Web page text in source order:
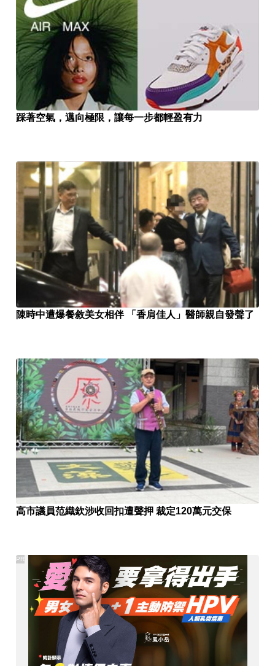
踩著空氣，邁向極限，讓每一步都輕盈有力
陳時中遭爆餐敘美女相伴 「香肩佳人」醫師親自發聲了
高市議員范織欽涉收回扣遭聲押 裁定120萬元交保
PR